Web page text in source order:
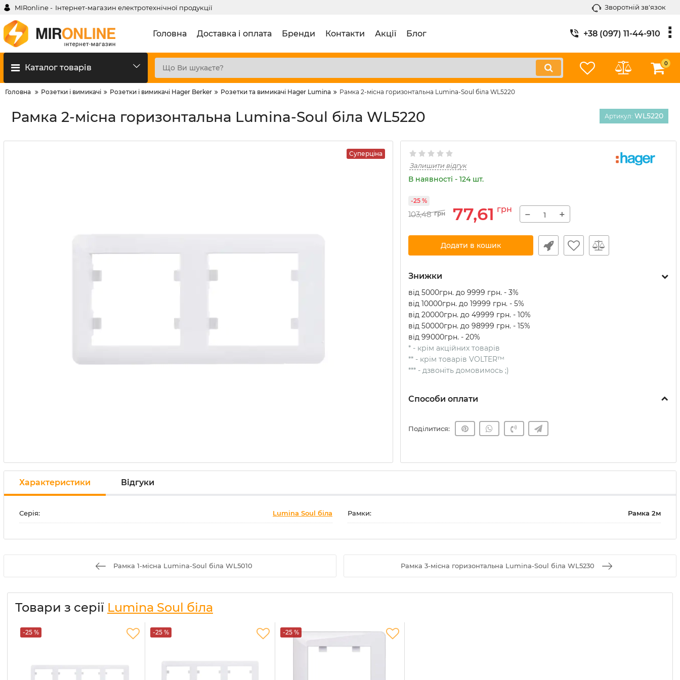
MIRonline - Інтернет-магазин електротехнічної продукції Зворотній зв'язок
Головна Доставка і оплата Бренди Контакти Акції Блог +38 (097) 11-44-910
Каталог товарів 0
Головна Розетки і вимикачі Розетки і вимикачі Hager Berker Розетки та вимикачі Hager Lumina Рамка 2-місна горизонтальна Lumina-Soul біла WL5220
Рамка 2-місна горизонтальна Lumina-Soul біла WL5220 Артикул: WL5220
Суперціна
Залишити відгук
В наявності - 124 шт.
103,48 грн 77,61 грн
-25 %
− +
Додати в кошик
Знижки
від 5000грн. до 9999 грн. - 3%
від 10000грн. до 19999 грн. - 5%
від 20000грн. до 49999 грн. - 10%
від 50000грн. до 98999 грн. - 15%
від 99000грн. - 20%
* - крім акційних товарів
** - крім товарів VOLTER™
*** - дзвоніть домовимось ;)
Способи оплати
Поділитися:
Характеристики Відгуки
Серія: Lumina Soul біла Рамки: Рамка 2м
Рамка 1-місна Lumina-Soul біла WL5010 Рамка 3-місна горизонтальна Lumina-Soul біла WL5230
Товари з серії Lumina Soul біла
-25 % -25 % -25 %